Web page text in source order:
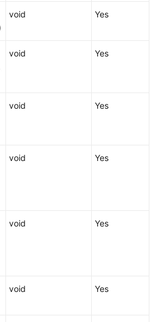
void Yes
void Yes
void Yes
void Yes
void Yes
void Yes